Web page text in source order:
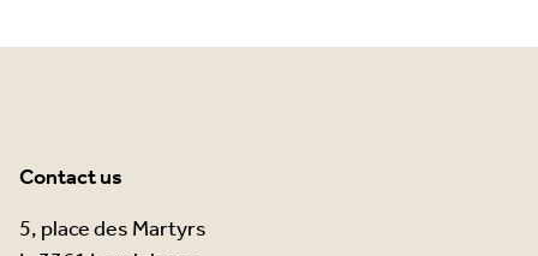
Contact us
5, place des Martyrs